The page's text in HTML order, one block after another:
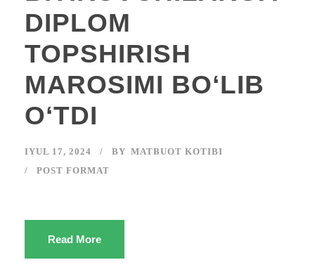
DIPLOM
TOPSHIRISH
MAROSIMI BOʻLIB
OʻTDI
IYUL 17, 2024 BY MATBUOT KOTIBI
POST FORMAT
Read More